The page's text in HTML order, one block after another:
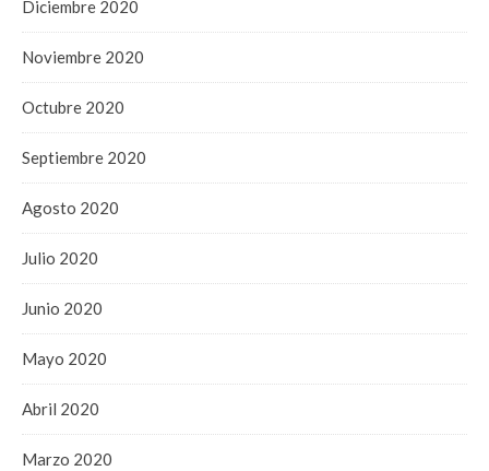
Diciembre 2020
Noviembre 2020
Octubre 2020
Septiembre 2020
Agosto 2020
Julio 2020
Junio 2020
Mayo 2020
Abril 2020
Marzo 2020